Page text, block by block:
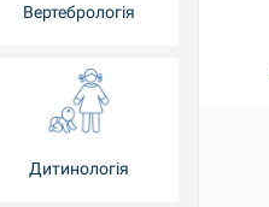
Вертебрологія
Дитинологія